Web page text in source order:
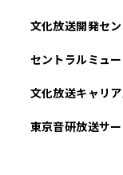
文化放送開発セ
セントラルミュ
文化放送キャリ
東京音研放送サ